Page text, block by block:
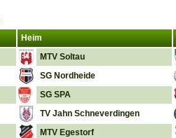
Heim
MTV Soltau
SG Nordheide
SG SPA
TV Jahn Schneverdingen
MTV Egestorf